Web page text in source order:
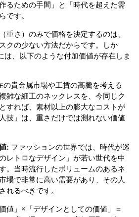
るための手間」と「時代を超えた需
です。
重さ）のみで価格を決定するのは、
クの少ない方法だからです。しか
は、以下のような付加価値が存在しま
の貴金属市場や工賃の高騰を考える
雑な細工のネックレスを、今同じク
すれば、素材以上の膨大なコストが
技」は、重さだけでは測れない価値
: ファッションの世界では、時代が巡
レトロなデザイン」が若い世代を中
。当時流行したボリュームのあるネ
場で非常に高い需要があり、その人
れるべきです。
値」×「デザインとしての価値」＝